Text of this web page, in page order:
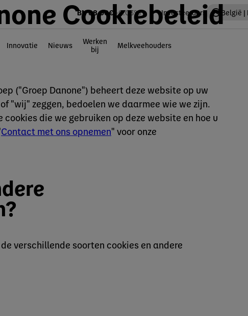
Innovatie Nieuws
Werken
bij
Melkveehouders
BN68.00€ -0.03% Investeerders België |
Cookiebeleid
("Groep Danone") beheert deze website op uw
"wij" zeggen, bedoelen we daarmee wie we zijn.
die we gebruiken op deze website en hoe u
Contact met ons opnemen" voor onze
verschillende soorten cookies en andere